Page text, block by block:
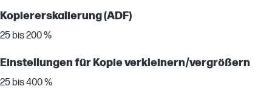
Kopiererskalierung (ADF)
25 bis 200 %
Einstellungen für Kopie verkleinern/vergrößern
25 bis 400 %